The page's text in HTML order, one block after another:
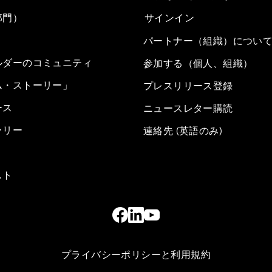
）
ーのコミュニティ
ストーリー」
リー
サインイン
パートナー（組織）につい
参加する（個人、組織）
プレスリリース登録
ニュースレター購読
連絡先 (英語のみ)
プライバシーポリシーと利用規約